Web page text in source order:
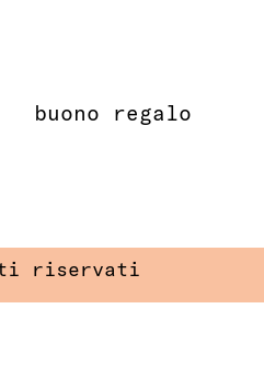
buono regalo
riservati